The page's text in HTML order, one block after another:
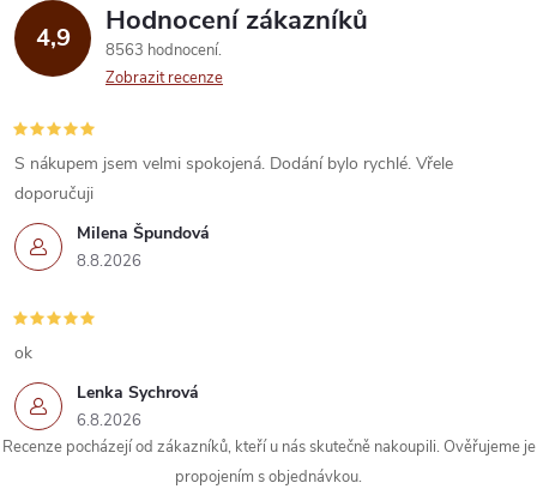
d
a
c
í
p
r
v
k
y
v
4,9 Hodnocení zákazníků
8563 hodnocení
Zobrazit recenze
Milena Špundová
8.8.2026
S nákupem jsem velmi spokojená. Dodání bylo rychlé. Vřele
doporučuji
Lenka Sychrová
6.8.2026
ok
Recenze pocházejí od zákazníků, kteří u nás skutečně nakoupili. Ověřujeme je
propojením s objednávkou.